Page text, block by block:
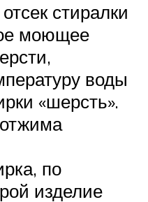
стиралки
моющее
воды
«шерсть».
по
изделие